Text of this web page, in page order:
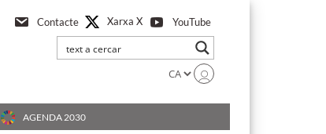
Contacte Xarxa X YouTube
AGENDA 2030